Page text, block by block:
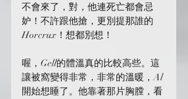
不會來了，對，他連死亡都會忌
妒！不許跟他搶，更別提那誰的
Horcrux！想都別想！
喔，Gell的體溫真的比較高些。這
讓被窩變得非常，非常的溫暖，Al
開始想睡了。他靠著那片胸膛，看